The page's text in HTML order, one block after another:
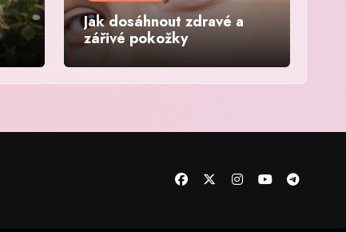
Jak dosáhnout zdravé a
zářivé pokožky